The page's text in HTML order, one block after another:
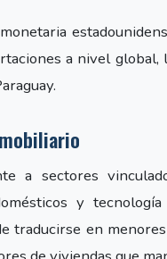
a nivel
a sectores
y
traducirse en